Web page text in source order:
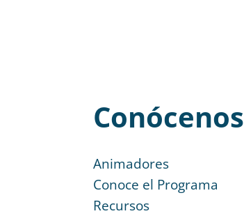
Conócenos
Animadores
Conoce el Programa
Recursos